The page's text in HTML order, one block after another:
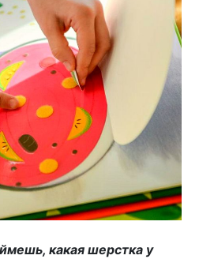
какая шерстка у